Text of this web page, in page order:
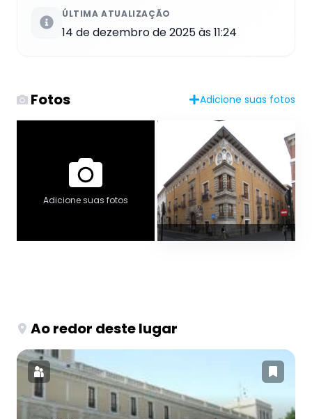
ÚLTIMA ATUALIZAÇÃO
14 de dezembro de 2025 às 11:24
Fotos Adicione suas fotos
Adicione suas fotos
Ao redor deste lugar